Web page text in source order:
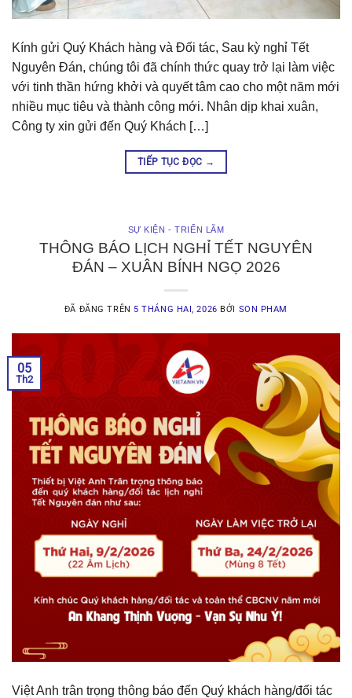
Kính gửi Quý Khách hàng và Đối tác, Sau kỳ nghỉ Tết
Nguyên Đán, chúng tôi đã chính thức quay trở lại làm việc
với tinh thần hứng khởi và quyết tâm cao cho một năm mới
nhiều mục tiêu và thành công mới. Nhân dịp khai xuân,
Công ty xin gửi đến Quý Khách […]
TIẾP TỤC ĐỌC →
SỰ KIỆN - TRIỂN LÃM
THÔNG BÁO LỊCH NGHỈ TẾT NGUYÊN
ĐÁN – XUÂN BÍNH NGỌ 2026
ĐÃ ĐĂNG TRÊN 5 THÁNG HAI, 2026 BỞI SON PHAM
05
Th2
Việt Anh trân trọng thông báo đến Quý khách hàng/đối tác